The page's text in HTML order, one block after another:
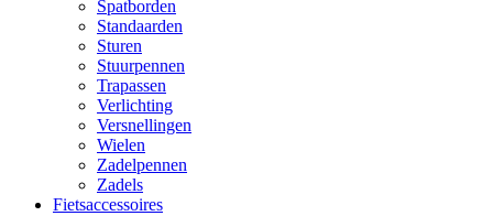
Spatborden
Standaarden
Sturen
Stuurpennen
Trapassen
Verlichting
Versnellingen
Wielen
Zadelpennen
Zadels
Fietsaccessoires